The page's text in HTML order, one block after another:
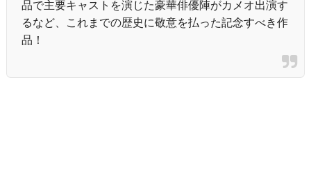
品で主要キャストを演じた豪華俳優陣がカメオ出演す
るなど、これまでの歴史に敬意を払った記念すべき作
品！